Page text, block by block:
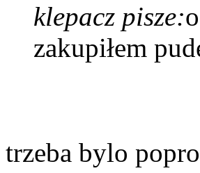
klepacz pisze:
zakupiłem
trzeba bylo